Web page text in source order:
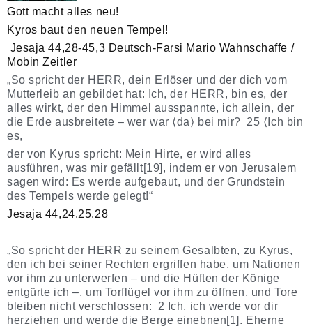
Gott macht alles neu!
Kyros baut den neuen Tempel!
Jesaja 44,28-45,3 Deutsch-Farsi Mario Wahnschaffe /
Mobin Zeitler
„So spricht der HERR, dein Erlöser und der dich vom
Mutterleib an gebildet hat: Ich, der HERR, bin es, der
alles wirkt, der den Himmel ausspannte, ich allein, der
die Erde ausbreitete – wer war ⟨da⟩ bei mir? 25 ⟨Ich bin
es,
der von Kyrus spricht: Mein Hirte, er wird alles
ausführen, was mir gefällt[19], indem er von Jerusalem
sagen wird: Es werde aufgebaut, und der Grundstein
des Tempels werde gelegt!“
Jesaja 44,24.25.28
„So spricht der HERR zu seinem Gesalbten, zu Kyrus,
den ich bei seiner Rechten ergriffen habe, um Nationen
vor ihm zu unterwerfen – und die Hüften der Könige
entgürte ich –, um Torflügel vor ihm zu öffnen, und Tore
bleiben nicht verschlossen: 2 Ich, ich werde vor dir
herziehen und werde die Berge einebnen[1]. Eherne